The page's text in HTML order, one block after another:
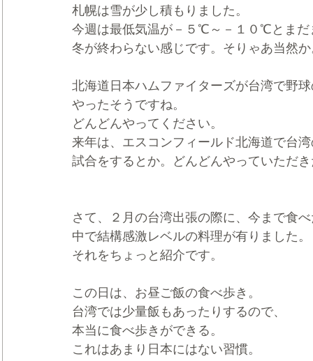
CRMブランディング® デジタルマーケティングブランデ
札幌は雪が少し積もりました。
今週は最低気温が－５℃～－１０℃とまだ
冬が終わらない感じです。そりゃあ当然
北海道日本ハムファイターズが台湾で野
やったそうですね。
どんどんやってください。
来年は、エスコンフィールド北海道で台
試合をするとか。どんどんやっていただ
さて、２月の台湾出張の際に、今まで食
中で結構感激レベルの料理が有りました。
それをちょっと紹介です。
この日は、お昼ご飯の食べ歩き。
台湾では少量飯もあったりするので、
本当に食べ歩きができる。
これはあまり日本にはない習慣。